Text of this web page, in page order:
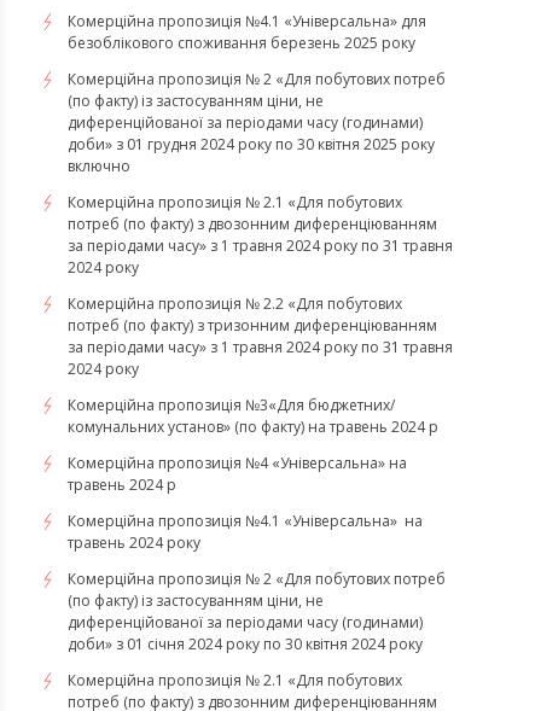
Комерційна пропозиція №4.1 «Універсальна» для
безоблікового споживання березень 2025 року
Комерційна пропозиція № 2 «Для побутових потреб
(по факту) із застосуванням ціни, не
диференційованої за періодами часу (годинами)
доби» з 01 грудня 2024 року по 30 квітня 2025 року
включно
Комерційна пропозиція № 2.1 «Для побутових
потреб (по факту) з двозонним диференціюванням
за періодами часу» з 1 травня 2024 року по 31 травня
2024 року
Комерційна пропозиція № 2.2 «Для побутових
потреб (по факту) з тризонним диференціюванням
за періодами часу» з 1 травня 2024 року по 31 травня
2024 року
Комерційна пропозиція №3«Для бюджетних/
комунальних установ» (по факту) на травень 2024 р
Комерційна пропозиція №4 «Універсальна» на
травень 2024 р
Комерційна пропозиція №4.1 «Універсальна» на
травень 2024 року
Комерційна пропозиція № 2 «Для побутових потреб
(по факту) із застосуванням ціни, не
диференційованої за періодами часу (годинами)
доби» з 01 січня 2024 року по 30 квітня 2024 року
Комерційна пропозиція № 2.1 «Для побутових
потреб (по факту) з двозонним диференціюванням